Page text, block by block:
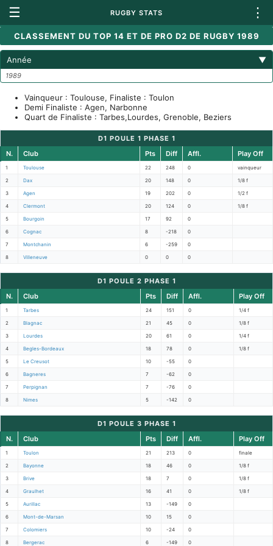
☰ RUGBY STATS ⋮
CLASSEMENT DU TOP 14 ET DE PRO D2 DE RUGBY 1989
Année ▼
1989
Vainqueur : Toulouse, Finaliste : Toulon
Demi Finaliste : Agen, Narbonne
Quart de Finaliste : Tarbes,Lourdes, Grenoble, Beziers
D1 POULE 1 PHASE 1
N.
Club Pts Diff Affl. Play Off
1 Toulouse 22 248 0 vainqueur
2 Dax 20 148 0 1/8 f
3 Agen 19 202 0 1/2 f
4 Clermont 20 124 0 1/8 f
5 Bourgoin 17 92 0
6 Cognac 8 -218 0
7 Montchanin 6 -259 0
8 Villeneuve 0 0 0
D1 POULE 2 PHASE 1
N.
Club Pts Diff Affl. Play Off
1 Tarbes 24 151 0 1/4 f
2 Blagnac 21 45 0 1/8 f
3 Lourdes 20 61 0 1/4 f
4 Begles-Bordeaux 18 78 0 1/8 f
5 Le Creusot 10 -55 0
6 Bagneres 7 -62 0
7 Perpignan 7 -76 0
8 Nimes 5 -142 0
D1 POULE 3 PHASE 1
N.
Club Pts Diff Affl. Play Off
1 Toulon 21 213 0 finale
2 Bayonne 18 46 0 1/8 f
3 Brive 18 7 0 1/8 f
4 Graulhet 16 41 0 1/8 f
5 Aurillac 13 -149 0
6 Mont-de-Marsan 10 15 0
7 Colomiers 10 -24 0
8 Bergerac 6 -149 0